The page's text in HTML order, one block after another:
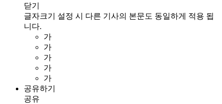
닫기
글자크기 설정 시 다른 기사의 본문도 동일하게 적용 됩
니다.
가
가
가
가
가
공유하기
공유